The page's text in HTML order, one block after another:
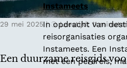
Instameets
In opdracht van
reisorganisaties
Instameets. Een
met een persreis,
i
v
Een duurzame reisgids
29 mei 2025 | Leestijd: 11